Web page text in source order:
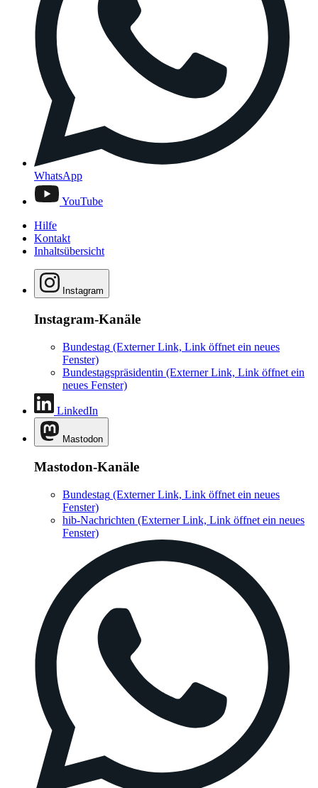
WhatsApp
YouTube
Hilfe
Kontakt
Inhaltsübersicht
Instagram
Instagram-Kanäle
Bundestag (Externer Link, Link öffnet ein neues
Fenster)
Bundestagspräsidentin (Externer Link, Link öffnet ein
neues Fenster)
LinkedIn
Mastodon
Mastodon-Kanäle
Bundestag (Externer Link, Link öffnet ein neues
Fenster)
hib-Nachrichten (Externer Link, Link öffnet ein neues
Fenster)